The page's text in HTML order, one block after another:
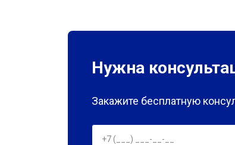
Нужна
Закажите бесплатную